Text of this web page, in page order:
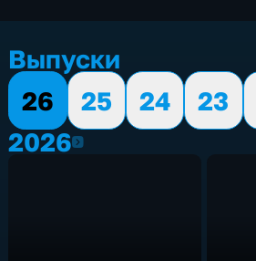
Выпуски
26
25 24 23
20262026